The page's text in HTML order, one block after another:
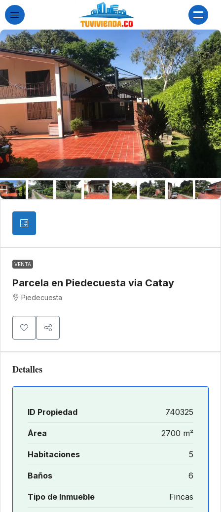
VENTA
Parcela en Piedecuesta via Catay
Piedecuesta
Detalles
ID Propiedad 740325
Área 2700 m²
Habitaciones 5
Baños 6
Tipo de Inmueble Fincas